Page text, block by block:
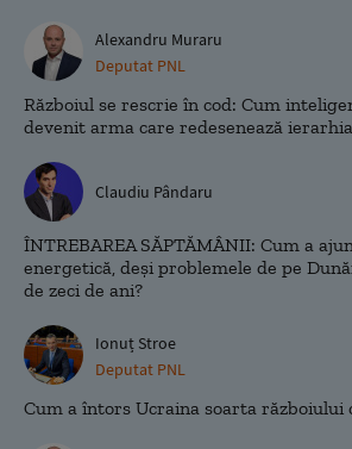
Alexandru Muraru
Deputat PNL
Războiul se rescrie în cod: Cum
devenit arma care redesenează
Claudiu Pândaru
ÎNTREBAREA SĂPTĂMÂNII: Cum a
energetică, deși problemele de pe
de zeci de ani?
Ionuț Stroe
Deputat PNL
Cum a întors Ucraina soarta războiului